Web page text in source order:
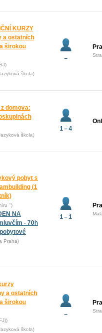
KURZY
a ostatních
širokou
škola)
–
domova:
škola)
1 – 4
pobyt s
(1
")
NA
- 70h
Praha)
1 – 1
a ostatních
širokou
škola)
–